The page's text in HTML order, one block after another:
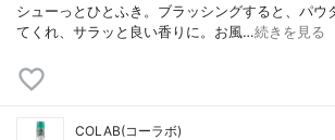
シューっとひとふき。ブラッシングすると、パウ
てくれ、サラッと良い香りに。お風…続きを見る
COLAB(コーラボ)